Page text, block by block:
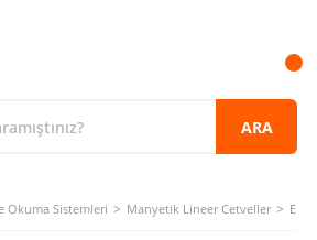
ARA
Okuma Sistemleri Manyetik Lineer Cetveller